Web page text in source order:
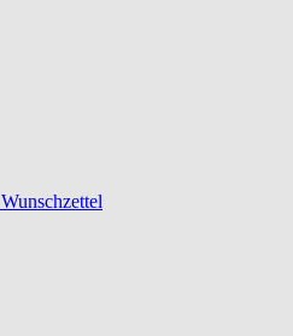
Wunschzettel